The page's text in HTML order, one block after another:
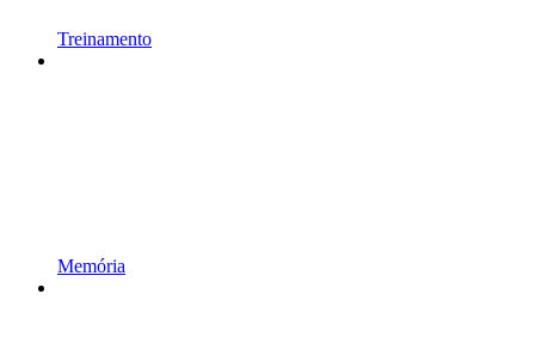
Treinamento
Memória